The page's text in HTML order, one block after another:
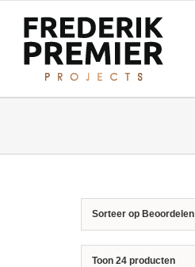
inhoud
Sorteer op Beoordelen
Toon 24 producten